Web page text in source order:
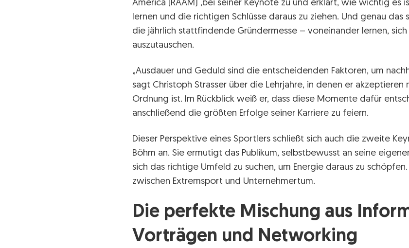
America (RAAM) ,bei seiner Keynote zu und erklärt, wie wichtig es
lernen und die richtigen Schlüsse daraus zu ziehen. Und genau
die jährlich stattfindende Gründermesse – voneinander lernen,
auszutauschen.
„Ausdauer und Geduld sind die entscheidenden Faktoren, um
sagt Christoph Strasser über die Lehrjahre, in denen er akzeptieren
Ordnung ist. Im Rückblick weiß er, dass diese Momente dafür
anschließend die größten Erfolge seiner Karriere zu feiern.
Dieser Perspektive eines Sportlers schließt sich auch die zweite
Böhm an. Sie ermutigt das Publikum, selbstbewusst an seine
sich das richtige Umfeld zu suchen, um Energie daraus zu
zwischen Extremsport und Unternehmertum.
Die perfekte Mischung aus
Vorträgen und Networking